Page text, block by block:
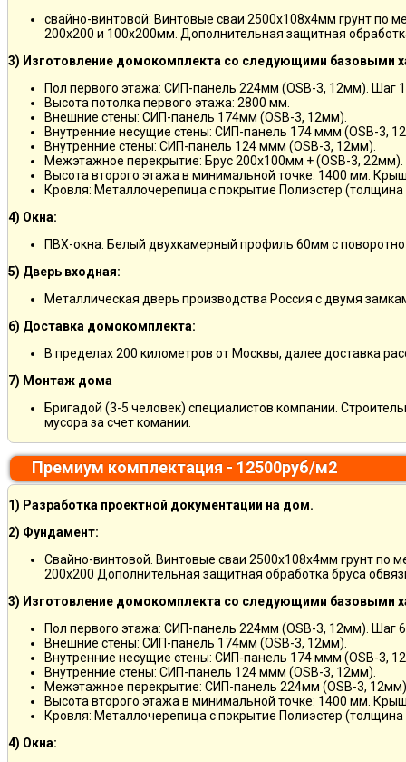
свайно-винтовой: Винтовые сваи 2500х108х4мм грунт по
200х200 и 100х200мм. Дополнительная защитная
3) Изготовление домокомплекта со следующими базовыми
Пол первого этажа: СИП-панель 224мм (OSB-3, 12мм). Шаг
Высота потолка первого этажа: 2800 мм.
Внешние стены: СИП-панель 174мм (OSB-3, 12мм).
Внутренние несущие стены: СИП-панель 174 ммм (OSB-3,
Внутренние стены: СИП-панель 124 ммм (OSB-3, 12мм).
Межэтажное перекрытие: Брус 200х100мм + (OSB-3, 22мм).
Высота второго этажа в минимальной точке: 1400 мм.
Кровля: Металлочерепица с покрытие Полиэстер
4) Окна:
ПВХ-окна. Белый двухкамерный профиль 60мм с
5) Дверь входная:
Металлическая дверь производства Россия с двумя
6) Доставка домокомплекта:
В пределах 200 километров от Москвы, далее доставка
7) Монтаж дома
Бригадой (3-5 человек) специалистов компании.
мусора за счет комании.
Премиум комплектация - 12500руб/м2
1) Разработка проектной документации на дом.
2) Фундамент:
Свайно-винтовой. Винтовые сваи 2500х108х4мм грунт по
200х200 Дополнительная защитная обработка бруса
3) Изготовление домокомплекта со следующими базовыми
Пол первого этажа: СИП-панель 224мм (OSB-3, 12мм). Шаг
Внешние стены: СИП-панель 174мм (OSB-3, 12мм).
Внутренние несущие стены: СИП-панель 174 ммм (OSB-3,
Внутренние стены: СИП-панель 124 ммм (OSB-3, 12мм).
Межэтажное перекрытие: СИП-панель 224мм (OSB-3,
Высота второго этажа в минимальной точке: 1400 мм.
Кровля: Металлочерепица с покрытие Полиэстер
4) Окна: